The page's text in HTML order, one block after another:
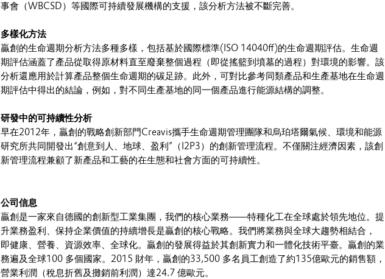
事會（WBCSD）等國際可持續發展機構的支援，該分析方法被不斷完善。
多樣化方法
贏創的生命週期分析方法多種多樣，包括基於國際標準(ISO 14040ff)的生命週期評估。生命週
期評估涵蓋了產品從取得原材料直至廢棄整個過程（即從搖籃到墳墓的過程）對環境的影響。該
分析還應用於計算產品整個生命週期的碳足跡。此外，可對比參考同類產品和生產基地在生命週
期評估中得出的結論，例如，對不同生產基地的同一個產品進行能源結構的調整。
研發中的可持續性分析
早在2012年，贏創的戰略創新部門Creavis攜手生命週期管理團隊和烏珀塔爾氣候、環境和能源
研究所共同開發出“創意到人、地球、盈利”（I2P3）的創新管理流程。不僅關注經濟因素，該創
新管理流程兼顧了新產品和工藝的在生態和社會方面的可持續性。
公司信息
贏創是一家來自德國的創新型工業集團，我們的核心業務——特種化工在全球處於領先地位。提
升業務盈利、保持企業價值的持續增長是贏創的核心戰略。我們將業務與全球大趨勢相結合，
即健康、營養、資源效率、全球化。贏創的發展得益於其創新實力和一體化技術平臺。贏創的業
務遍及全球100 多個國家。2015 財年，贏創的33,500 多名員工創造了約135億歐元的銷售額，
營業利潤（稅息折舊及攤銷前利潤）達24.7 億歐元。